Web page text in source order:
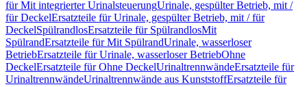
für Mit integrierter UrinalsteuerungUrinale, gespülter Betrieb, mit /
für DeckelErsatzteile für Urinale, gespülter Betrieb, mit / für
DeckelSpülrandlosErsatzteile für SpülrandlosMit
SpülrandErsatzteile für Mit SpülrandUrinale, wasserloser
BetriebErsatzteile für Urinale, wasserloser BetriebOhne
DeckelErsatzteile für Ohne DeckelUrinaltrennwändeErsatzteile für
UrinaltrennwändeUrinaltrennwände aus KunststoffErsatzteile für